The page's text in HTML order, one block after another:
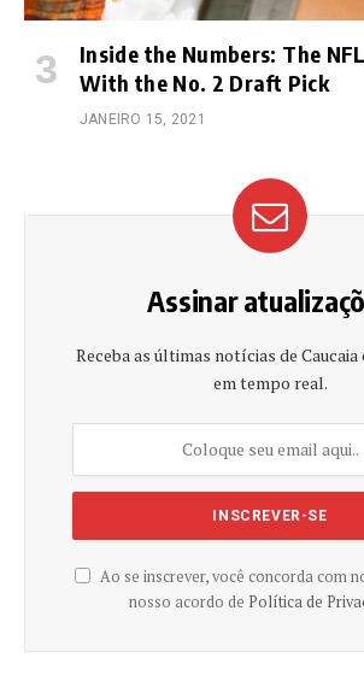
Inside the Numbers: The
With the No. 2 Draft Pick
JANEIRO 15, 2021
Assinar
Receba as últimas notícias de Caucaia
em tempo real.
Ao se inscrever, você concorda com
nosso acordo de Política de